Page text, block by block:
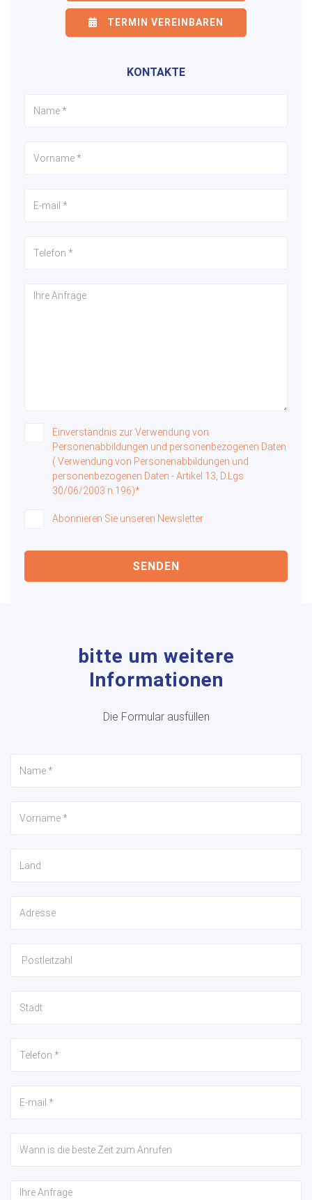
TERMIN VEREINBAREN
KONTAKTE
Einverständnis zur Verwendung von
Personenabbildungen und personenbezogenen Daten
( Verwendung von Personenabbildungen und
personenbezogenen Daten - Artikel 13, D.Lgs
30/06/2003 n.196)*
Abonnieren Sie unseren Newsletter
SENDEN
bitte um weitere
Informationen
Die Formular ausfüllen